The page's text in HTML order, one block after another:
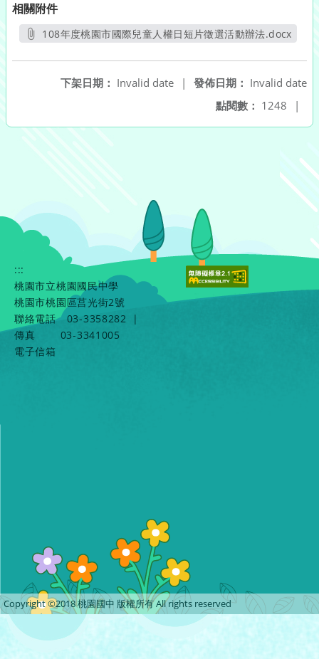
相關附件
108年度桃園市國際兒童人權日短片徵選活動辦法.docx
發佈日期： Invalid date
下架日期： Invalid date
|
點閱數： 1248 |
:::
桃園市立桃園國民中學
桃園市桃園區莒光街2號
聯絡電話
03-3358282
|
傳真
03-3341005
電子信箱
Copyright ©2018 桃園國中 版權所有 All rights reserved